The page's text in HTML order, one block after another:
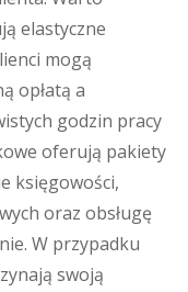
elastyczne
mogą
opłatą a
godzin pracy
oferują pakiety
księgowości,
oraz obsługę
W przypadku
swoją